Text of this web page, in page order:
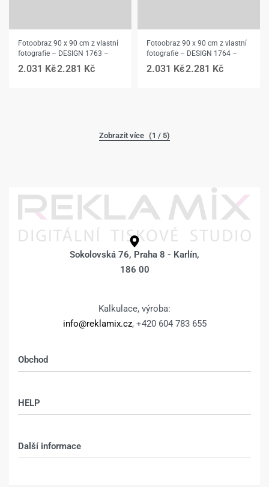
Fotoobraz 90 x 90 cm z vlastní
fotografie – DESIGN 1763 –
2.031 Kč2.281 Kč
Fotoobraz 90 x 90 cm z vlastní
fotografie – DESIGN 1764 –
2.031 Kč2.281 Kč
(1 / 5)
Sokolovská 76, Praha 8 - Karlín,
186 00
Kalkulace, výroba:
info@reklamix.cz, +420 604 783 655
Obchod
HELP
Další informace